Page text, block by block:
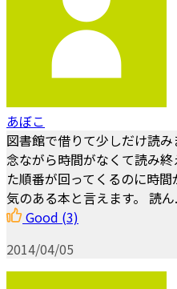
あぼこ
図書館で借りて少しだけ読
念ながら時間がなくて読み
た順番が回ってくるのに時
気のある本と言えます。 読ん
Good (3)
2014/04/05